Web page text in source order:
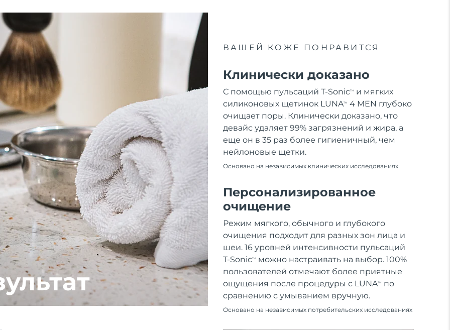
ВАШЕЙ КОЖЕ ПОНРАВИТСЯ
Клинически доказано
С помощью пульсаций T-SonicTM
и мягких
силиконовых щетинок LUNATM
4 MEN глубоко
очищает поры. Клинически доказано, что
девайс удаляет 99% загрязнений и жира, а
еще он в 35 раз более гигиеничный, чем
нейлоновые щетки.
Основано на независимых клинических исследованиях
Персонализированное
очищение
Режим мягкого, обычного и глубокого
очищения подходит для разных зон лица и
шеи. 16 уровней интенсивности пульсаций
T-SonicTM
можно настраивать на выбор. 100%
пользователей отмечают более приятные
ощущения после процедуры с LUNATM
по
сравнению с умыванием вручную.
Основано на независимых потребительских исследованиях